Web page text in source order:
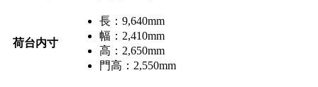
荷台内寸
長： 9,640mm
幅： 2,410mm
高： 2,650mm
門高： 2,550mm